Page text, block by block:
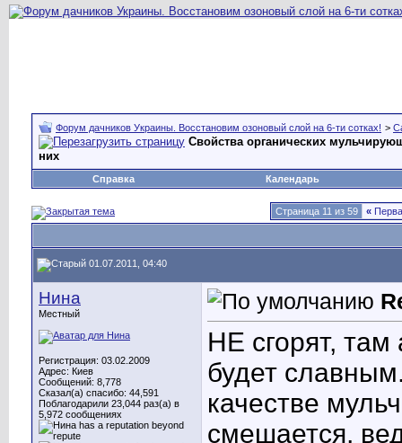
Форум дачников Украины. Восстановим озоновый слой на 6-ти сотках! >
Свойства органических
них
Справка Календарь
Страница 11 из 59 «
01.07.2011, 04:40
Нина
Местный
Регистрация: 03.02.2009
Адрес: Киев
Сообщений: 8,778
Сказал(а) спасибо: 44,591
Поблагодарили 23,044 раз(а) в
5,972 сообщениях
НЕ сгорят,
будет
качестве
смешается,